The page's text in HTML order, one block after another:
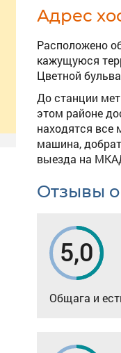
Адрес
Расположено
кажущуюся
Цветной
До станции
этом районе
находятся все
машина,
выезда на
Отзывы
5,0
Общага и